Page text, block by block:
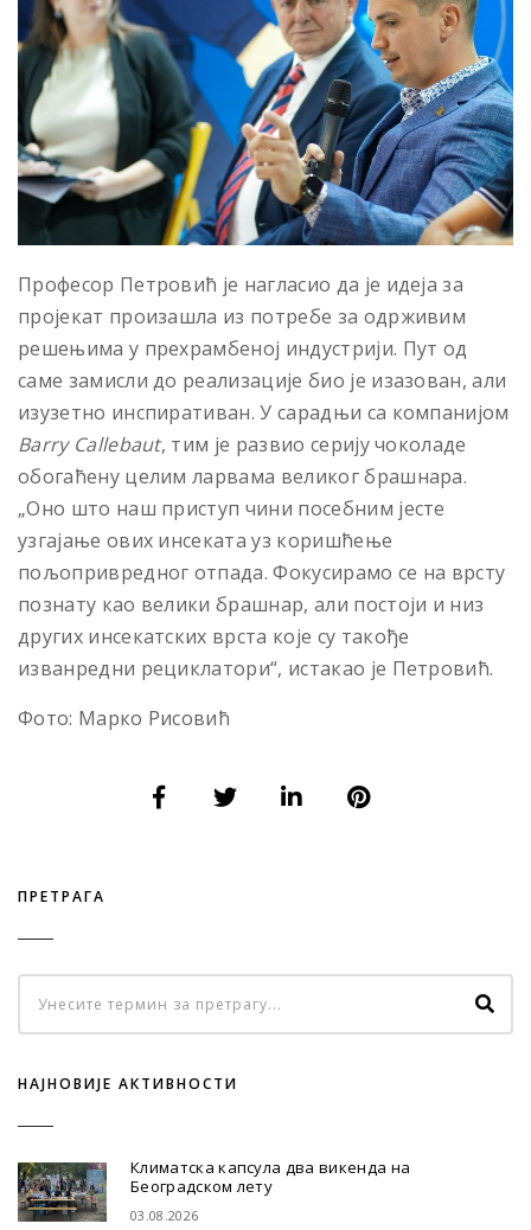
Професор Петровић је нагласио да је идеја за
пројекат произашла из потребе за одрживим
решењима у прехрамбеној индустрији. Пут од
саме замисли до реализације био је изазован, али
изузетно инспиративан. У сарадњи са компанијом
Barry Callebaut, тим је развио серију чоколаде
обогаћену целим ларвама великог брашнара.
„Оно што наш приступ чини посебним јесте
узгајање ових инсеката уз коришћење
пољопривредног отпада. Фокусирамо се на врсту
познату као велики брашнар, али постоји и низ
других инсекатских врста које су такође
изванредни рециклатори“, истакао је Петровић.
Фото: Марко Рисовић
ПРЕТРАГА
НАЈНОВИЈЕ АКТИВНОСТИ
Климатска капсула два викенда на
Београдском лету
03.08.2026